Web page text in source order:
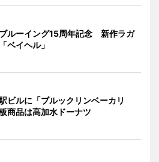
ルーイング15周年記念 新作ラガ
ベイヘル」
ビルに「ブルックリンベーカリ
商品は高加水ドーナツ